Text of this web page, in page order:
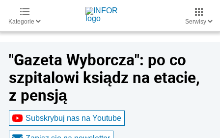
Kategorie Serwisy
"Gazeta Wyborcza": po co
szpitalowi ksiądz na etacie,
z pensją
Subskrybuj nas na Youtube